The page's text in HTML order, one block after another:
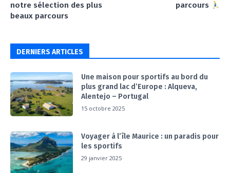
notre sélection des plus
beaux parcours
parcours
DERNIERS ARTICLES
Une maison pour sportifs au bord du
plus grand lac d’Europe : Alqueva,
Alentejo – Portugal
15 octobre 2025
Voyager à l’île Maurice : un paradis pour
les sportifs
29 janvier 2025